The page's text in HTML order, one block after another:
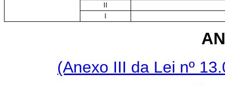
(Anexo III da Lei nº